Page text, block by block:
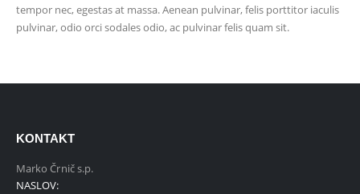
tempor nec, egestas at massa. Aenean pulvinar, felis porttitor iaculis
pulvinar, odio orci sodales odio, ac pulvinar felis quam sit.
KONTAKT
Marko Črnič s.p.
NASLOV: